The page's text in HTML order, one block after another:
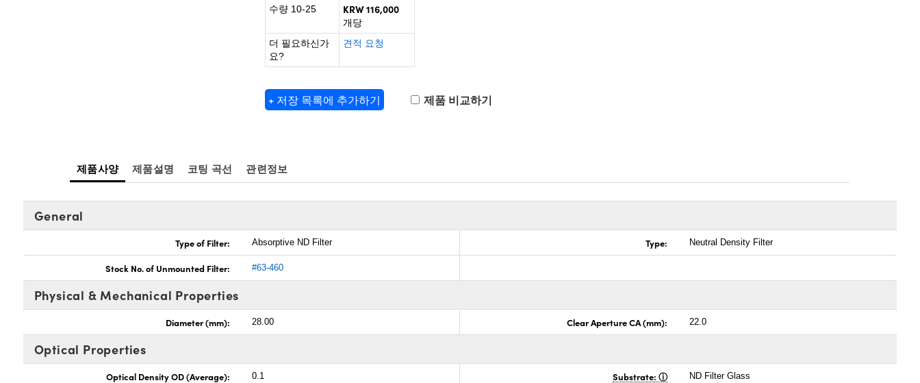
수량 10-25
KRW 116,000
개당
더 필요하신가
요?
견적 요청
+ 저장 목록에 추가하기 제품 비교하기
제품사양 제품설명 코팅 곡선 관련정보
General
Type of Filter: Absorptive ND Filter Type: Neutral Density Filter
Stock No. of Unmounted Filter: #63-460
Physical & Mechanical Properties
Diameter (mm): 28.00 Clear Aperture CA (mm): 22.0
Optical Properties
Optical Density OD (Average): 0.1 Substrate: ND Filter Glass